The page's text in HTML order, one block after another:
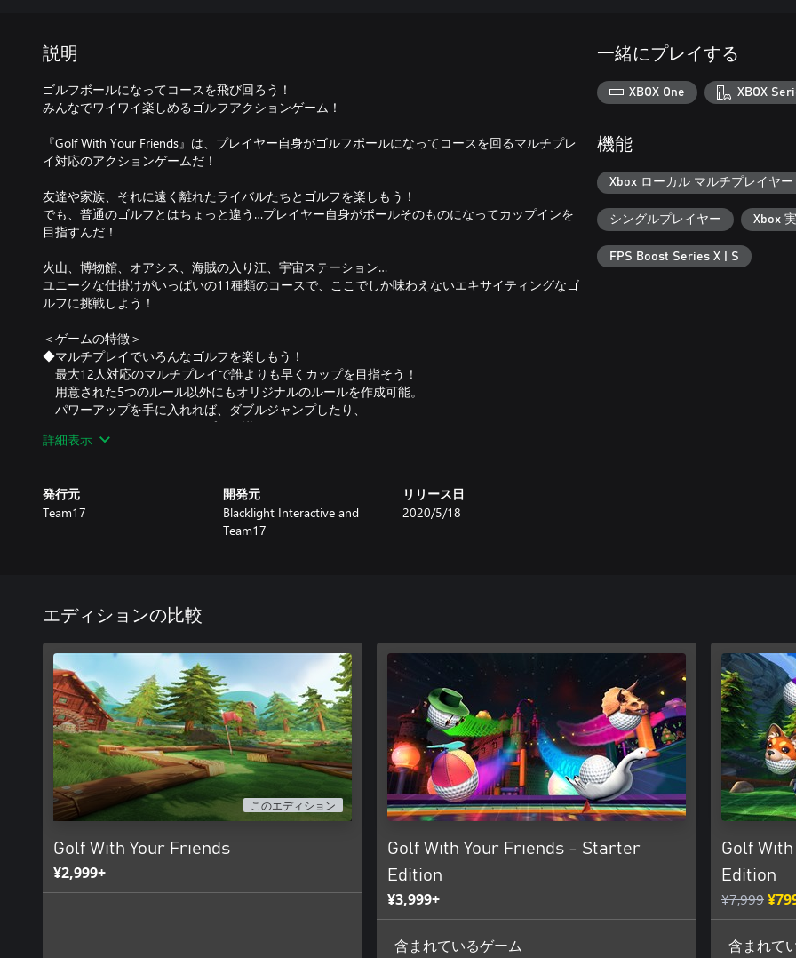
説明
ゴルフボールになってコースを飛び回ろう！
みんなでワイワイ楽しめるゴルフアクションゲーム！
『Golf With Your Friends』は、プレイヤー自身がゴルフボールになってコースを回るマルチプレ
イ対応のアクションゲームだ！
友達や家族、それに遠く離れたライバルたちとゴルフを楽しもう！
でも、普通のゴルフとはちょっと違う…プレイヤー自身がボールそのものになってカップインを
目指すんだ！
火山、博物館、オアシス、海賊の入り江、宇宙ステーション…
ユニークな仕掛けがいっぱいの11種類のコースで、ここでしか味わえないエキサイティングなゴ
ルフに挑戦しよう！
＜ゲームの特徴＞
◆マルチプレイでいろんなゴルフを楽しもう！
最大12人対応のマルチプレイで誰よりも早くカップを目指そう！
用意された5つのルール以外にもオリジナルのルールを作成可能。
パワーアップを手に入れれば、ダブルジャンプしたり、
コースにハチミツのトラップを仕掛けたりもできるぞ！
色を変えるのはもちろんのこと、帽子をかぶせることも。
さらに、ボールの通った道を派手にすることだってできるぞ！
ライバルに自分好みのオシャレなボールを見せつけよう！
詳細表示
発行元
Team17
開発元
Blacklight Interactive and
Team17
リリース日
2020/5/18
一緒にプレイする
XBOX One XBOX
機能
Xbox ローカル マルチプレイヤー
シングルプレイヤー Xbox
FPS Boost Series X | S
エディションの比較
このエディション
Golf With Your Friends
¥2,999+
Golf With Your Friends - Starter
Edition
¥3,999+
含まれているゲーム
Golf
Edition
¥7,999
含まれて